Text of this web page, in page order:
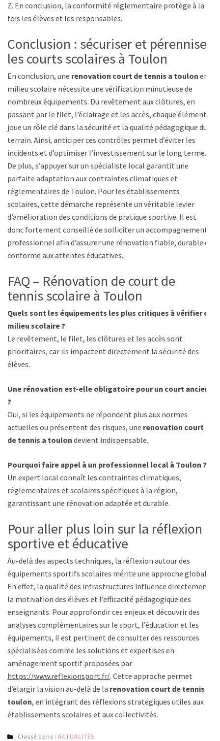
Z. En conclusion, la conformité réglementaire protège à la
fois les élèves et les responsables.
Conclusion : sécuriser et pérenniser
les courts scolaires à Toulon
En conclusion, une renovation court de tennis a toulon en
milieu scolaire nécessite une vérification minutieuse de
nombreux équipements. Du revêtement aux clôtures, en
passant par le filet, l’éclairage et les accès, chaque élément
joue un rôle clé dans la sécurité et la qualité pédagogique du
terrain. Ainsi, anticiper ces contrôles permet d’éviter les
incidents et d’optimiser l’investissement sur le long terme.
De plus, s’appuyer sur un spécialiste local garantit une
parfaite adaptation aux contraintes climatiques et
réglementaires de Toulon. Pour les établissements
scolaires, cette démarche représente un véritable levier
d’amélioration des conditions de pratique sportive. Il est
donc fortement conseillé de solliciter un accompagnement
professionnel afin d’assurer une rénovation fiable, durable et
conforme aux attentes éducatives.
FAQ – Rénovation de court de
tennis scolaire à Toulon
Quels sont les équipements les plus critiques à vérifier en
milieu scolaire ?
Le revêtement, le filet, les clôtures et les accès sont
prioritaires, car ils impactent directement la sécurité des
élèves.
Une rénovation est-elle obligatoire pour un court ancien
?
Oui, si les équipements ne répondent plus aux normes
actuelles ou présentent des risques, une renovation court
de tennis a toulon devient indispensable.
Pourquoi faire appel à un professionnel local à Toulon ?
Un expert local connaît les contraintes climatiques,
réglementaires et scolaires spécifiques à la région,
garantissant une rénovation adaptée et durable.
Pour aller plus loin sur la réflexion
sportive et éducative
Au-delà des aspects techniques, la réflexion autour des
équipements sportifs scolaires mérite une approche globale.
En effet, la qualité des infrastructures influence directement
la motivation des élèves et l’efficacité pédagogique des
enseignants. Pour approfondir ces enjeux et découvrir des
analyses complémentaires sur le sport, l’éducation et les
équipements, il est pertinent de consulter des ressources
spécialisées comme les solutions et expertises en
aménagement sportif proposées par
https://www.reflexionsport.fr/. Cette approche permet
d’élargir la vision au-delà de la renovation court de tennis a
toulon, en intégrant des réflexions stratégiques utiles aux
établissements scolaires et aux collectivités.
Classé dans : ACTUALITÉS